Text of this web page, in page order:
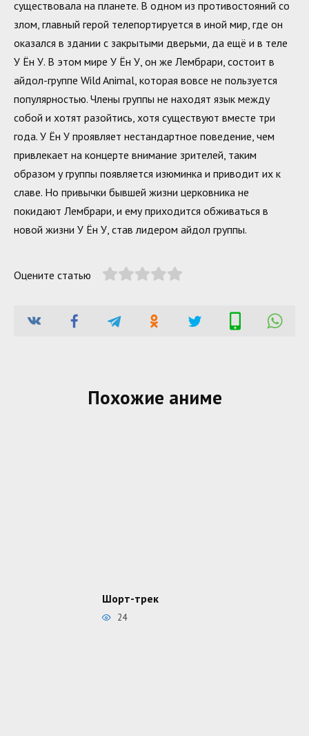
существовала на планете. В одном из противостояний со
злом, главный герой телепортируется в иной мир, где он
оказался в здании с закрытыми дверьми, да ещё и в теле
У Ён У. В этом мире У Ён У, он же Лембрари, состоит в
айдол-группе Wild Animal, которая вовсе не пользуется
популярностью. Члены группы не находят язык между
собой и хотят разойтись, хотя существуют вместе три
года. У Ён У проявляет нестандартное поведение, чем
привлекает на концерте внимание зрителей, таким
образом у группы появляется изюминка и приводит их к
славе. Но привычки бывшей жизни церковника не
покидают Лембрари, и ему приходится обживаться в
новой жизни У Ён У, став лидером айдол группы.
Оцените статью
Похожие аниме
Шорт-трек
24